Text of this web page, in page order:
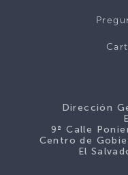
Dirección
9ª Calle
Centro de
El